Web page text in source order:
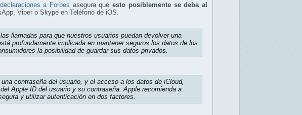
declaraciones a Forbes asegura queesto posiblemente se deba al
Viber o Skype en Teléfono de iOS.
llamadas para que nuestros usuarios puedan devolver una
profundamente implicada en mantener seguros los datos de los
la posibilidad de guardar sus datos privados.
contraseña del usuario, y el acceso a los datos de iCloud,
Apple ID del usuario y su contraseña. Apple recomienda a
y utilizar autenticación en dos factores.